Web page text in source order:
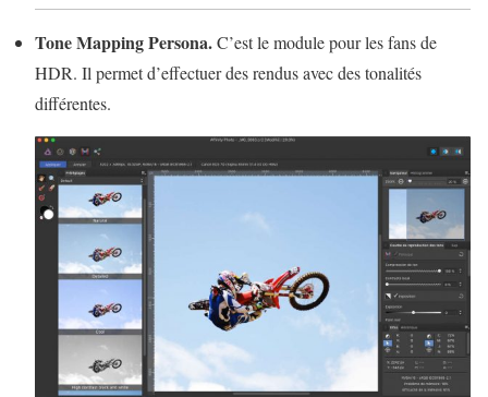
Tone Mapping Persona.C’est le module pour les fans de
HDR. Il permet d’effectuer des rendus avec des tonalités
différentes.